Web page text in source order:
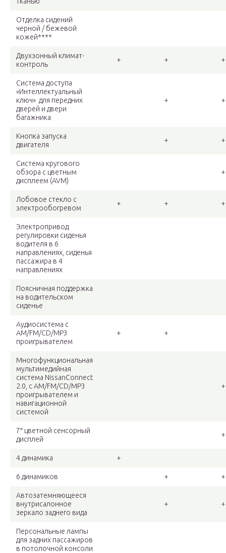
Отделка сидений
черной / бежевой
кожей****
Двухзонный климат-
контроль
+ + +
Система доступа
«Интеллектуальный
ключ» для передних
дверей и двери
багажника
+ +
Кнопка запуска
двигателя
+ +
Система кругового
обзора с цветным
дисплеем (AVM)
+
Лобовое стекло с
электрообогревом
+ + +
Электропривод
регулировки сиденья
водителя в 6
направлениях, сиденья
пассажира в 4
направлениях
Поясничная поддержка
на водительском
сиденье
Аудиосистема с
AM/FM/CD/MP3
проигрывателем
+ +
Многофункциональная
мультимедийная
система NissanConnect
2.0, с AM/FM/CD/MP3
проигрывателем и
навигационной
системой
+
7″ цветной сенсорный
дисплей
+
4 динамика +
6 динамиков + +
Автозатемняющееся
внутрисалонное
зеркало заднего вида
+ +
Персональные лампы
для задних пассажиров
в потолочной консоли